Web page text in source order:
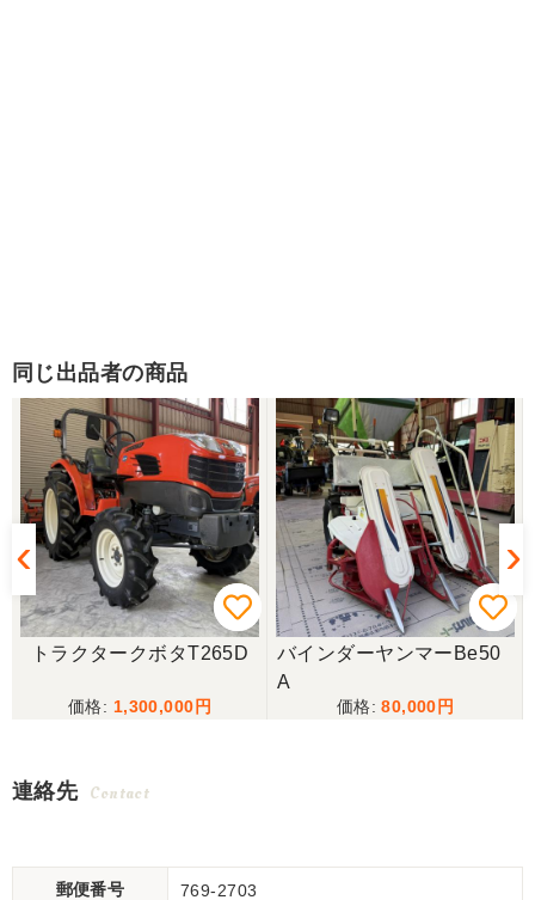
同じ出品者の商品
トラクタークボタT265D
1,300,000
バインダーヤンマーBe50
A
80,000
連絡先 Contact
郵便番号 769-2703